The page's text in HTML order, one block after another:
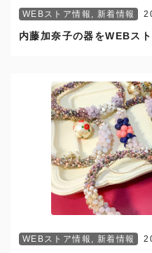
WEBストア情報 , 新着情報
内藤加奈子の器をWEBス
WEBストア情報 , 新着情報